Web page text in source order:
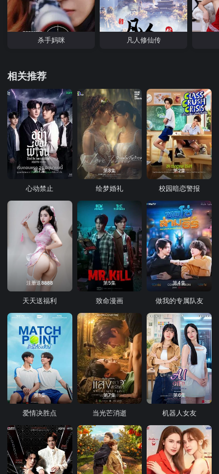
杀手妈咪 凡人修仙传
相关推荐
第7集
心动禁止
第8集
绘梦婚礼
第2集
校园暗恋警报
注册送8888
天天送福利
第5集
致命漫画
第4集
做我的专属队友
第1集
爱情决胜点
第7集
当光芒消逝
第6集
机器人女友